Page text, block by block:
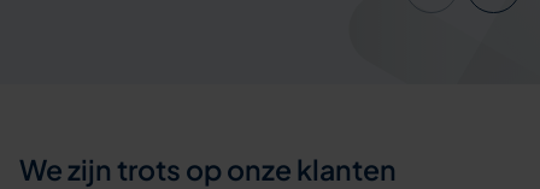
We zijn trots op onze klanten